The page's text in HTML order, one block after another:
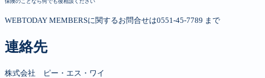
WEBTODAY MEMBERSに関するお問合せは0551-45-7789 まで
連絡先
株式会社　ピー・エス・ワイ